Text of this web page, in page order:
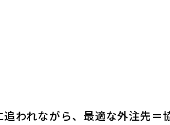
われながら、最適な外注先＝